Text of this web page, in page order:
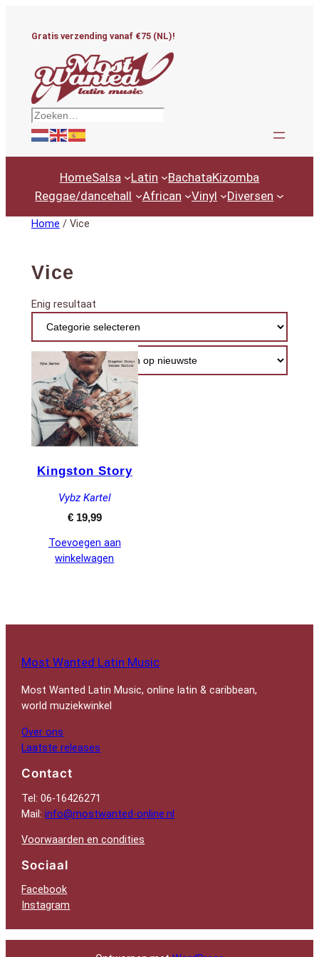
Gratis verzending vanaf €75 (NL)!
Zoeken
HomeSalsa Latin BachataKizomba
Reggae/dancehall
African Vinyl Diversen
Home / Vice
Vice
Enig resultaat
Kingston Story
Vybz Kartel
€19,99
Toevoegen aan
winkelwagen
Most Wanted Latin Music
Most Wanted Latin Music, online latin & caribbean,
world muziekwinkel
Over ons
Laatste releases
Contact
Tel: 06-16426271
Mail:info@mostwanted-online.nl
Voorwaarden en condities
Sociaal
Facebook
Instagram